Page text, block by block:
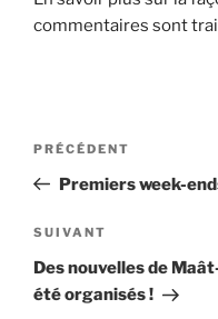
commentaires sont
Navigation
l’article
Article
précédent
PRÉCÉDENT
Premiers week-
Article
suivant
SUIVANT
Des nouvelles de
été organisés !